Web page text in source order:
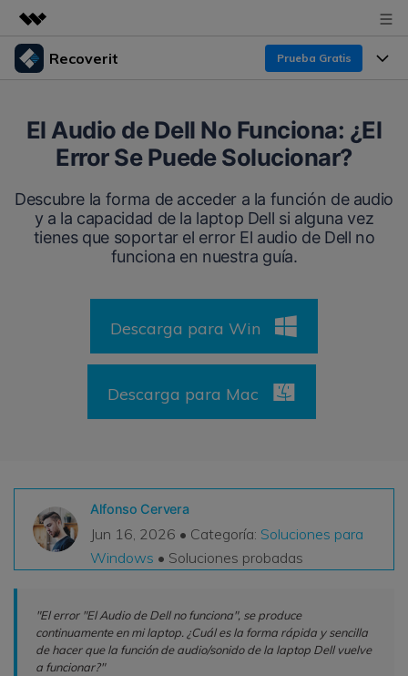
Productos destacados
Utilidades
Empresas
Resumen
Sala de prensa
Recoverit Prueba Gratis
Líder en recuperación para Windows
Pruébalo Gratis
Recoverit para Mac
Recupera datos ilimitados del sistema Mac
Pruébalo Gratis
Recupera datos perdidos/eliminados gratis
Pruébalo Gratis
Otros Productos
Repairit - Reparar Datos
Funciones
Recuperar de Unidades
Recuperar Medios Borrados
Recuperar Documentos
Recursos
Historias de Clientes
Temas Destacados
DESCARGAR Sign In
El Audio de Dell No Funciona: ¿El
Error Se Puede Solucionar?
Descubre la forma de acceder a la función de audio
y a la capacidad de la laptop Dell si alguna vez
tienes que soportar el error El audio de Dell no
funciona en nuestra guía.
Descarga para Win
Descarga para Mac
Alfonso Cervera
Jun 16, 2026 • Categoría: Soluciones para
Windows • Soluciones probadas
"El error "El Audio de Dell no funciona", se produce
continuamente en mi laptop. ¿Cuál es la forma rápida y sencilla
de hacer que la función de audio/sonido de la laptop Dell vuelve
a funcionar?"